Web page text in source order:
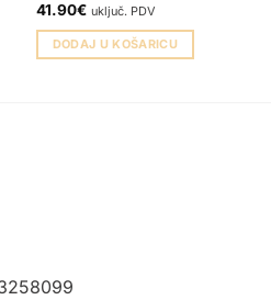
41.90€ uključ. PDV
DODAJ U KOŠARICU